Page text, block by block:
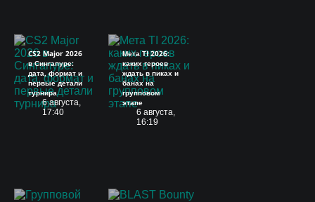
CS2 Major 2026
в Сингапуре:
дата, формат и
первые детали
турнира
6 августа,
17:40
Мета TI 2026:
каких героев
ждать в пиках и
банах на
групповом
этапе
6 августа,
16:19